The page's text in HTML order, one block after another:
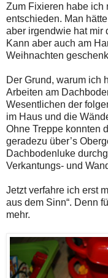
Zum Fixieren habe ich
entschieden. Man
aber irgendwie hat mir
Kann aber auch am
Weihnachten
Der Grund, warum ich
Arbeiten am
Wesentlichen der
im Haus und die
Ohne Treppe konnten
geradezu über’s
Dachbodenluke
Verkantungs- und
Jetzt verfahre ich erst
aus dem Sinn“. Denn
mehr.